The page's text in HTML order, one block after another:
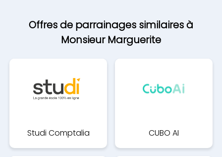
Offres de parrainages similaires à
Monsieur Marguerite
Studi Comptalia CUBO AI